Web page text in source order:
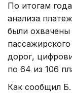
По итогам
анализа
были охвачены
дорог,
по 64 из 106
Как сообщил